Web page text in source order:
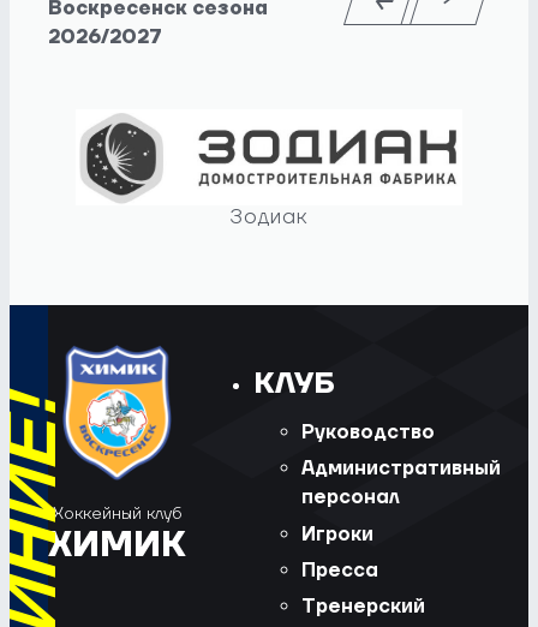
Воскресенск сезона
2026/2027
Зодиак
Хоккейный клуб
ХИМИК
КЛУБ
Руководство
Административный
персонал
Игроки
Пресса
Тренерский